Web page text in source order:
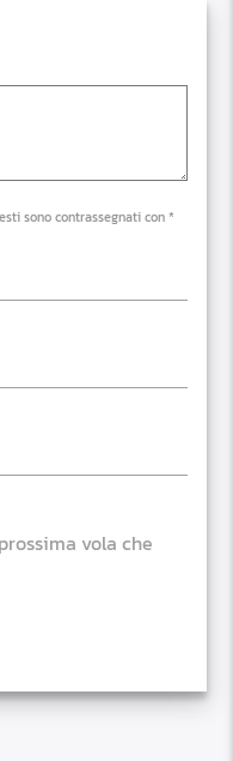
sono contrassegnati con *
vola che